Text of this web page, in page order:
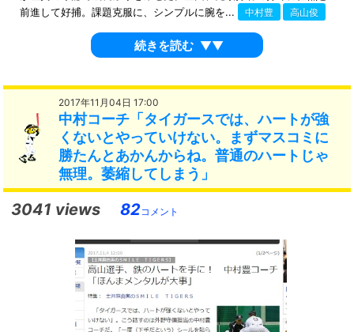
前進して好捕。課題克服に、シンプルに腕を...
中村豊 高山俊
続きを読む ▼▼
2017年11月04日 17:00
中村コーチ「タイガースでは、ハートが強
くないとやっていけない。まずマスコミに
勝たんとあかんからね。普通のハートじゃ
無理。萎縮してしまう」
3041 views 82コメント